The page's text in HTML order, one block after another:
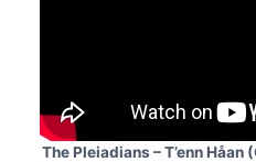
The Pleiadians – T’enn